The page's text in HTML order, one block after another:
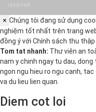
reserved.
× Chúng tôi đang sử dụng
nghiệm tốt nhất trên trang
đồng ý với Chính sách thu
Tom tat nhanh: Thư viên an
nam y chinh ngay tu dau,
ngon ngu hieu ro ngu canh,
va du lieu lien quan.
Diem cot loi